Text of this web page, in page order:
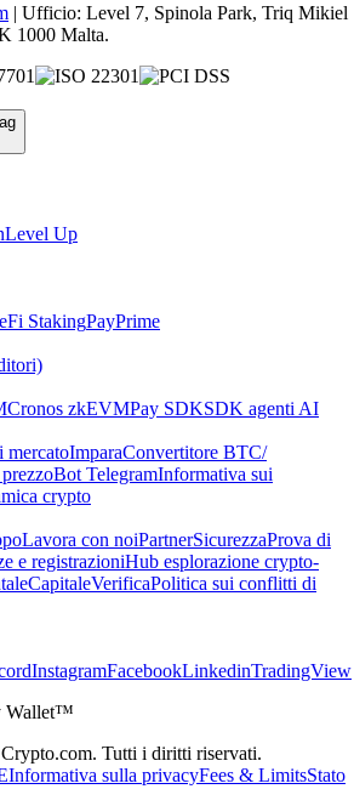
| Ufficio: Level 7, Spinola Park, Triq Mikiel
1000 Malta.
Level Up
StakingPayPrime
Cronos zkEVMPay SDKSDK agenti AI
mercatoImparaConvertitore BTC/
Bot TelegramInformativa sui
crypto
Lavora con noiPartnerSicurezzaProva di
e registrazioniHub esplorazione crypto-
CapitaleVerificaPolitica sui conflitti di
InstagramFacebookLinkedinTradingView
Wallet™
Tutti i diritti riservati.
Informativa sulla privacyFees & LimitsStato